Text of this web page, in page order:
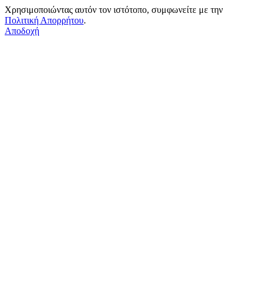
Χρησιμοποιώντας αυτόν τον ιστότοπο, συμφωνείτε με την
Πολιτική Απορρήτου.
Αποδοχή